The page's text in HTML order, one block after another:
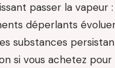
passer la vapeur
déperlants
substances
si vous achetez pour